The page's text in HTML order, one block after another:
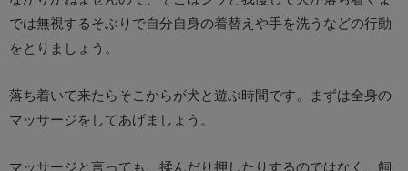
では無視するそぶりで自分自身の着替えや手を洗うなどの行動
をとりましょう。
落ち着いて来たらそこからが犬と遊ぶ時間です。まずは全身の
マッサージをしてあげましょう。
マッサージと言っても、揉んだり押したりするのではなく、飼